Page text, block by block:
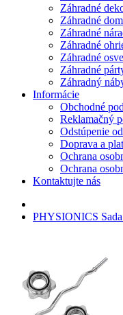
Záhradné
Záhradné
Záhradné
Záhradné
Záhradné
Záhradné
Záhradný
Informácie
Obchodné
Reklamačný
Odstúpenie
Doprava a
Ochrana
Ochrana
Kontaktujte nás
PHYSIONICS